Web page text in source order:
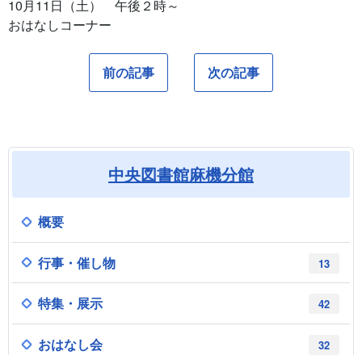
10月11日（土） 午後２時～
おはなしコーナー
前の記事 次の記事
中央図書館麻機分館
概要
13
行事・催し物
42
特集・展示
32
おはなし会